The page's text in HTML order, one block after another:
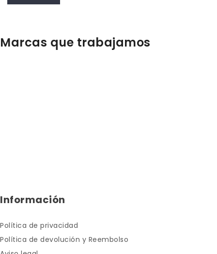
Marcas que trabajamos
Información
Política de privacidad
Política de devolución y Reembolso